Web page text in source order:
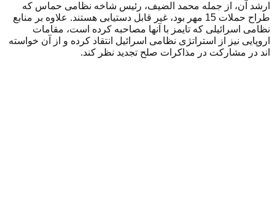
ارشد آن، از جمله محمد الضیف، رئیس شاخه نظامی حماس که
طراح حملات 15 مهر بود، غیر قابل دستیابی هستند. علاوه بر منابع
نظامی اسرائیلی که تایمز با آنها مصاحبه کرده است، مقامات
اروپایی نیز از استراتژی نظامی اسرائیل انتقاد کرده و از آن خواسته
اند در مشارکت در مذاکرات صلح تجدید نظر کند.